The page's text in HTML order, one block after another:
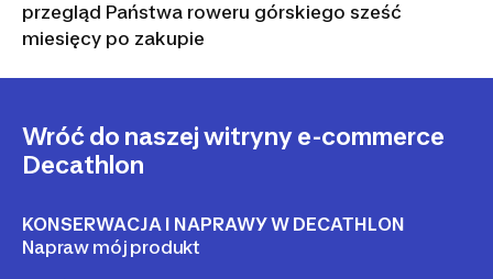
przegląd Państwa roweru górskiego sześć
miesięcy po zakupie
Wróć do naszej witryny e-commerce
Decathlon
KONSERWACJA I NAPRAWY W DECATHLON
Napraw mój produkt